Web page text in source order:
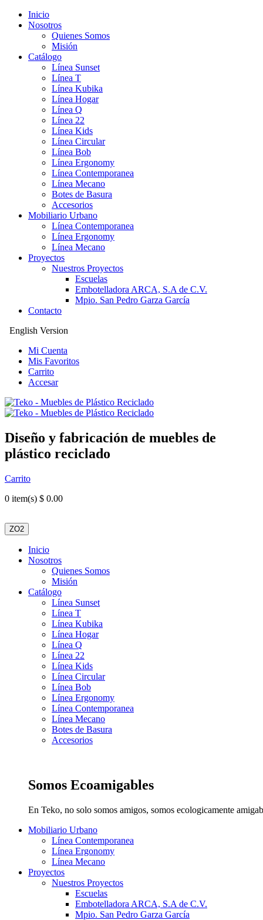
Inicio
Nosotros
Quienes Somos
Misión
Catálogo
Línea Sunset
Línea T
Línea Kubika
Línea Hogar
Línea Q
Línea 22
Línea Kids
Línea Circular
Línea Bob
Línea Ergonomy
Línea Contemporanea
Línea Mecano
Botes de Basura
Accesorios
Mobiliario Urbano
Línea Contemporanea
Línea Ergonomy
Línea Mecano
Proyectos
Nuestros Proyectos
Escuelas
Embotelladora ARCA, S.A de C.V.
Mpio. San Pedro Garza García
Contacto
English Version
Mi Cuenta
Mis Favoritos
Carrito
Accesar
Diseño y fabricación de muebles de
plástico reciclado
Carrito
0 item(s) $ 0.00
ZO2
Inicio
Nosotros
Quienes Somos
Misión
Catálogo
Línea Sunset
Línea T
Línea Kubika
Línea Hogar
Línea Q
Línea 22
Línea Kids
Línea Circular
Línea Bob
Línea Ergonomy
Línea Contemporanea
Línea Mecano
Botes de Basura
Accesorios
Somos Ecoamigables
En Teko, no solo somos amigos, somos ecologicamente
Mobiliario Urbano
Línea Contemporanea
Línea Ergonomy
Línea Mecano
Proyectos
Nuestros Proyectos
Escuelas
Embotelladora ARCA, S.A de C.V.
Mpio. San Pedro Garza García